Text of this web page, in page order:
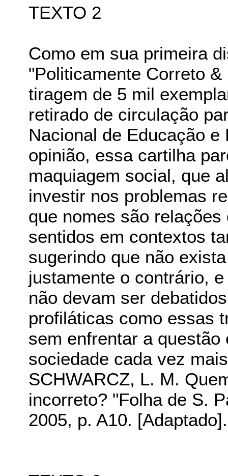
TEXTO 2
Como em sua primeira
"Politicamente Correto
tiragem de 5 mil
retirado de circulação
Nacional de Educação
opinião, essa cartilha
maquiagem social, que
investir nos problemas
que nomes são
sentidos em contextos
sugerindo que não
justamente o contrário,
não devam ser
profiláticas como essas
sem enfrentar a
sociedade cada vez
SCHWARCZ, L. M.
incorreto? "Folha de S.
2005, p. A10. [Adaptado].